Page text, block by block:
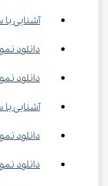
آشنایی
دانلود
دانلود
آشنایی
دانلود
دانلود